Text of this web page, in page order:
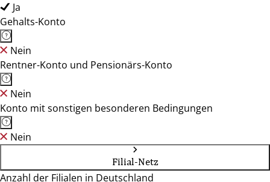
Ja
Gehalts-Konto
Nein
Rentner-Konto und Pensionärs-Konto
Nein
Konto mit sonstigen besonderen Bedingungen
Nein
Filial-Netz
Anzahl der Filialen in Deutschland